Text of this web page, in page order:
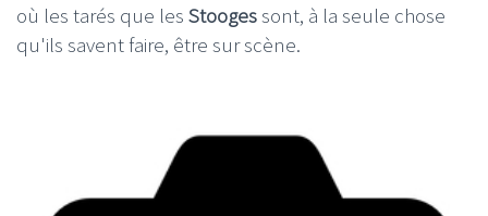
où les tarés que les Stoogessont, à la seule chose
qu'ils savent faire, être sur scène.